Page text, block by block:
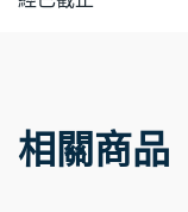
相關商品